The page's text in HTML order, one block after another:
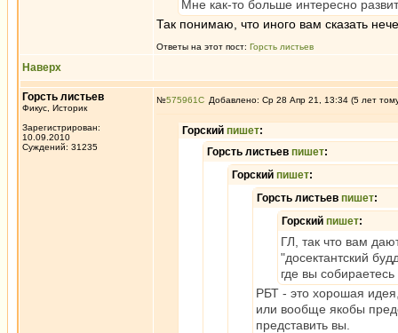
Мне как-то больше интересно
Так понимаю, что иного вам сказать
Ответы на этот пост: Горсть листьев
Наверх
Горсть листьев
Фикус, Историк
Зарегистрирован:
10.09.2010
Суждений: 31235
№575961 Добавлено: Ср 28 Апр 21, 13:34 (5 лет
Горский пишет:
Горсть листьев пишет:
Горский пишет:
Горсть листьев пишет:
Горский пишет:
ГЛ, так что вам
"досектантский
где вы
РБТ - это хорошая
или вообще якобы
представить вы.